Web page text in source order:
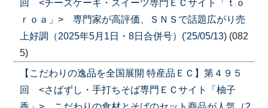
回 <チーズケーキ・スイーツ専門ＥＣサイト「ｔｏ
ｒｏａ」> 専門家が高評価、ＳＮＳで話題広がり売
上好調（2025年5月1日・8日合併号）('25/05/13) (082
5)
【こだわりの逸品を全国展開 特産品ＥＣ】第４９５
回 <さばずし・手打ちそば専門ＥＣサイト「柚子